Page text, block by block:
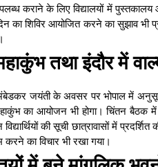
उपलब्ध कराने के लिए विद्यालयों में
का शिविर आयोजित करने का सुझाव
तथा इंदौर में
जयंती के अवसर पर भोपाल में
का आयोजन भी होगा। चिंतन बैठक में
की सूची छात्रावासों में
का विचार भी रखा गया।